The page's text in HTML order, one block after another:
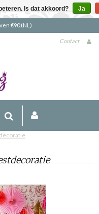
€90 (NL)
Contact
Is dat akkoord? Ja